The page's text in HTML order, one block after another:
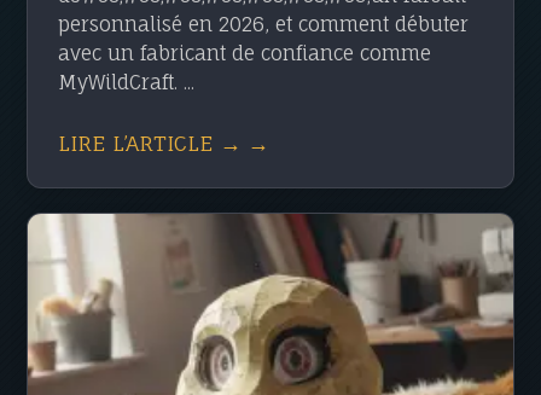
personnalisé en 2026, et comment débuter
avec un fabricant de confiance comme
MyWildCraft. ...
LIRE L’ARTICLE → →